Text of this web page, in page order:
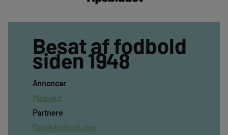
Besat af fodbold
siden 1948
Annoncer
Mediekit
Partnere
Danskfodbold.com